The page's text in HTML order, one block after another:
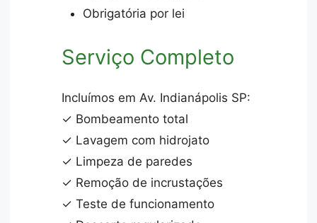
Obrigatória por lei
Serviço Completo
Incluímos em Av. Indianápolis SP:
✓ Bombeamento total
✓ Lavagem com hidrojato
✓ Limpeza de paredes
✓ Remoção de incrustações
✓ Teste de funcionamento